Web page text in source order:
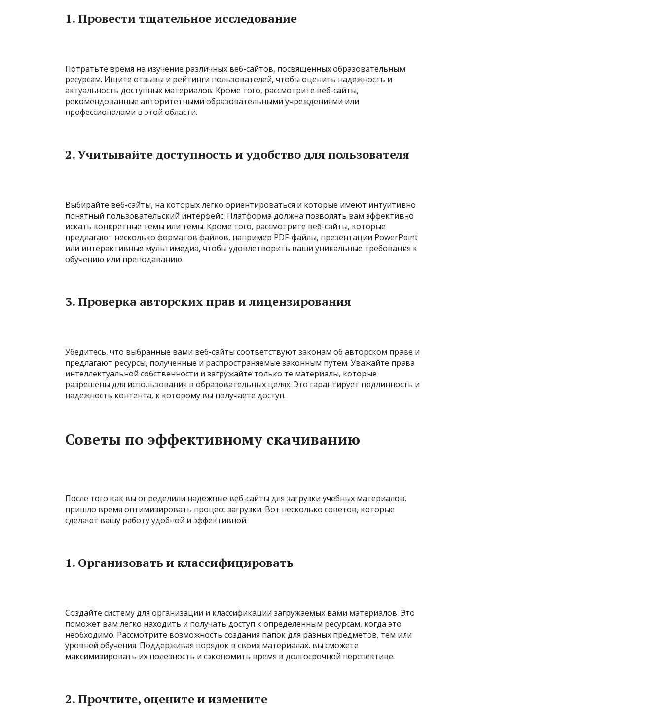
1. Провести тщательное исследование
Потратьте время на изучение различных веб-сайтов, посвященных образовательным
ресурсам. Ищите отзывы и рейтинги пользователей, чтобы оценить надежность и
актуальность доступных материалов. Кроме того, рассмотрите веб-сайты,
рекомендованные авторитетными образовательными учреждениями или
профессионалами в этой области.
2.Учитывайте доступность и удобство для пользователя
Выбирайте веб-сайты, на которых легко ориентироваться и которые имеют интуитивно
понятный пользовательский интерфейс. Платформа должна позволять вам эффективно
искать конкретные темы или темы. Кроме того, рассмотрите веб-сайты, которые
предлагают несколько форматов файлов, например PDF-файлы, презентации PowerPoint
или интерактивные мультимедиа, чтобы удовлетворить ваши уникальные требования к
обучению или преподаванию.
3. Проверка авторских прав и лицензирования
Убедитесь, что выбранные вами веб-сайты соответствуют законам об авторском праве и
предлагают ресурсы, полученные и распространяемые законным путем. Уважайте права
интеллектуальной собственности и загружайте только те материалы, которые
разрешены для использования в образовательных целях. Это гарантирует подлинность и
надежность контента, к которому вы получаете доступ.
Советы по эффективному скачиванию
После того как вы определили надежные веб-сайты для загрузки учебных материалов,
пришло время оптимизировать процесс загрузки. Вот несколько советов, которые
сделают вашу работу удобной и эффективной:
1. Организовать и классифицировать
Создайте систему для организации и классификации загружаемых вами материалов. Это
поможет вам легко находить и получать доступ к определенным ресурсам, когда это
необходимо. Рассмотрите возможность создания папок для разных предметов, тем или
уровней обучения. Поддерживая порядок в своих материалах, вы сможете
максимизировать их полезность и сэкономить время в долгосрочной перспективе.
2. Прочтите, оцените и измените